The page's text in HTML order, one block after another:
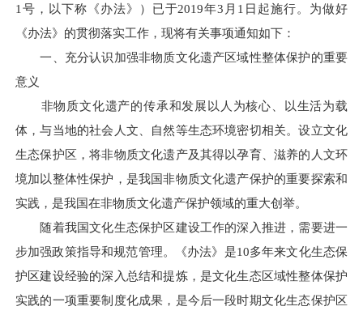
1号，以下称《办法》）已于2019年3月1日起施行。为做好
《办法》的贯彻落实工作，现将有关事项通知如下：
一、充分认识加强非物质文化遗产区域性整体保护的重要
意义
非物质文化遗产的传承和发展以人为核心、以生活为载
体，与当地的社会人文、自然等生态环境密切相关。设立文化
生态保护区，将非物质文化遗产及其得以孕育、滋养的人文环
境加以整体性保护，是我国非物质文化遗产保护的重要探索和
实践，是我国在非物质文化遗产保护领域的重大创举。
随着我国文化生态保护区建设工作的深入推进，需要进一
步加强政策指导和规范管理。《办法》是10多年来文化生态保
护区建设经验的深入总结和提炼，是文化生态区域性整体保护
实践的一项重要制度化成果，是今后一段时期文化生态保护区